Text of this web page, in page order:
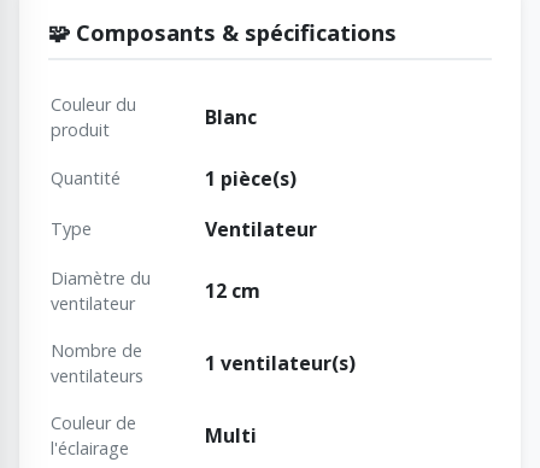
🧩 Composants & spécifications
Couleur du
produit
Blanc
Quantité 1 pièce(s)
Type Ventilateur
Diamètre du
ventilateur
12 cm
Nombre de
ventilateurs
1 ventilateur(s)
Couleur de
l'éclairage
Multi